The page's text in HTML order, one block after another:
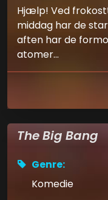
Hjælp! Ved
middag har de
aften har de
atomer...
The Big Bang
Genre:
Komedie